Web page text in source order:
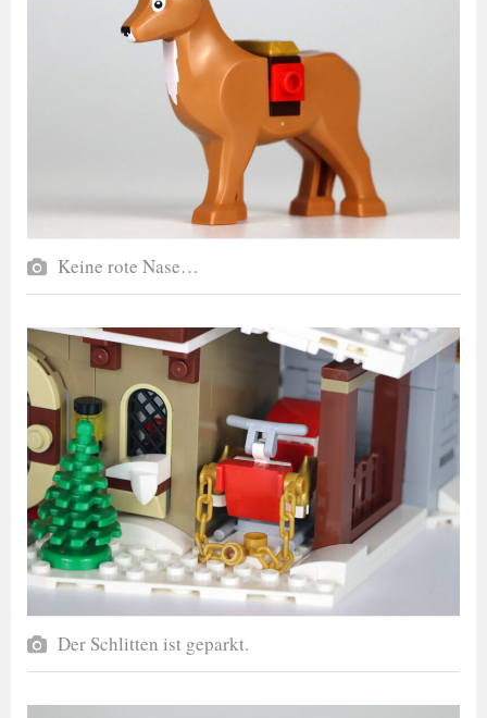
Keine rote Nase…
Der Schlitten ist geparkt.